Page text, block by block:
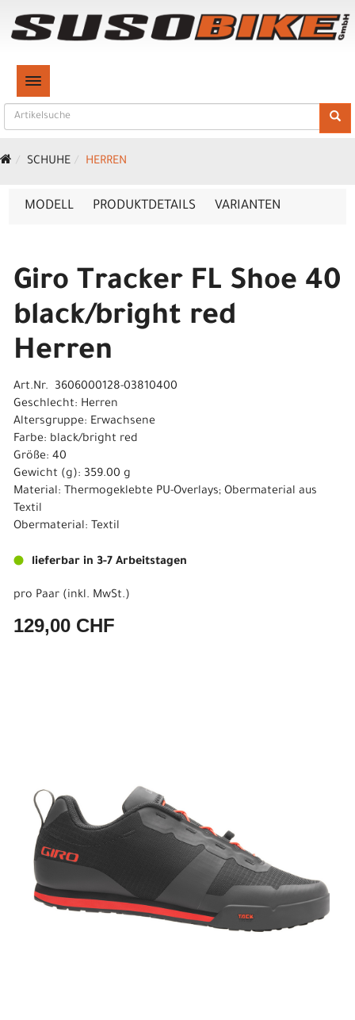
TOGGLE NAVIGATION
SCHUHE HERREN
MODELL PRODUKTDETAILS VARIANTEN
Giro Tracker FL Shoe 40
black/bright red
Herren
Art.Nr. 3606000128-03810400
Geschlecht: Herren
Altersgruppe: Erwachsene
Farbe: black/bright red
Größe: 40
Gewicht (g): 359.00 g
Material: Thermogeklebte PU-Overlays; Obermaterial aus
Textil
Obermaterial: Textil
lieferbar in 3-7 Arbeitstagen
pro Paar (inkl. MwSt.)
129,00 CHF